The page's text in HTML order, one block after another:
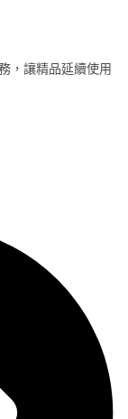
，讓精品延續使用